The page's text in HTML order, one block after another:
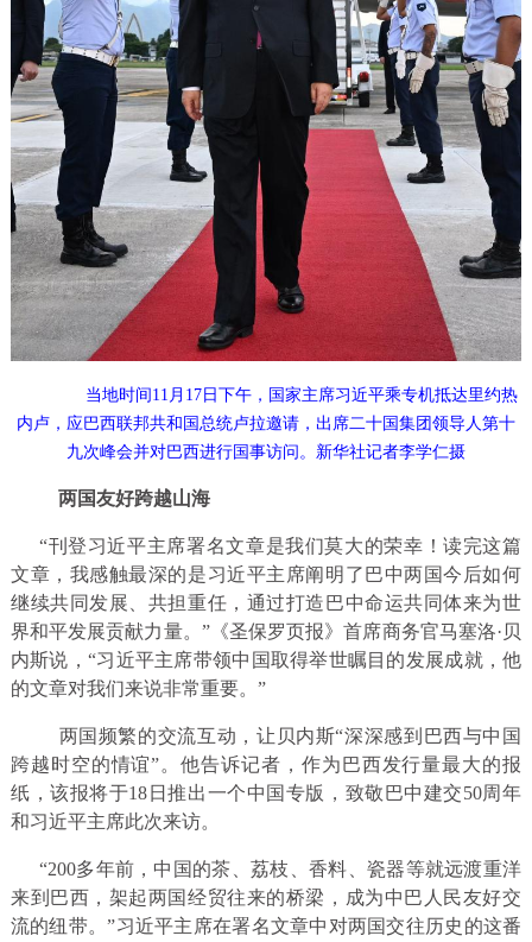
当地时间11月17日下午，国家主席习近平乘专机抵达里约热
内卢，应巴西联邦共和国总统卢拉邀请，出席二十国集团领导人第十
九次峰会并对巴西进行国事访问。新华社记者李学仁摄
两国友好跨越山海
“刊登习近平主席署名文章是我们莫大的荣幸！读完这篇
文章，我感触最深的是习近平主席阐明了巴中两国今后如何
继续共同发展、共担重任，通过打造巴中命运共同体来为世
界和平发展贡献力量。”《圣保罗页报》首席商务官马塞洛·贝
内斯说，“习近平主席带领中国取得举世瞩目的发展成就，他
的文章对我们来说非常重要。”
两国频繁的交流互动，让贝内斯“深深感到巴西与中国
跨越时空的情谊”。他告诉记者，作为巴西发行量最大的报
纸，该报将于18日推出一个中国专版，致敬巴中建交50周年
和习近平主席此次来访。
“200多年前，中国的茶、荔枝、香料、瓷器等就远渡重洋
来到巴西，架起两国经贸往来的桥梁，成为中巴人民友好交
流的纽带。”习近平主席在署名文章中对两国交往历史的这番